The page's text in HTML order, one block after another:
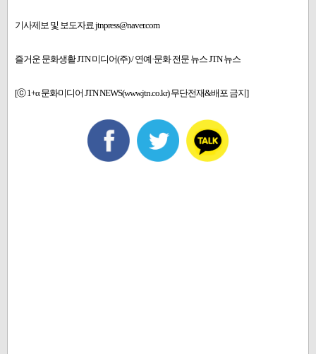
기사제보 및 보도자료 jtnpress@naver.com
즐거운 문화생활 JTN 미디어(주) / 연예·문화 전문 뉴스 JTN 뉴스
[ⓒ 1+α 문화미디어 JTN NEWS(www.jtn.co.kr) 무단전재&배포 금지]